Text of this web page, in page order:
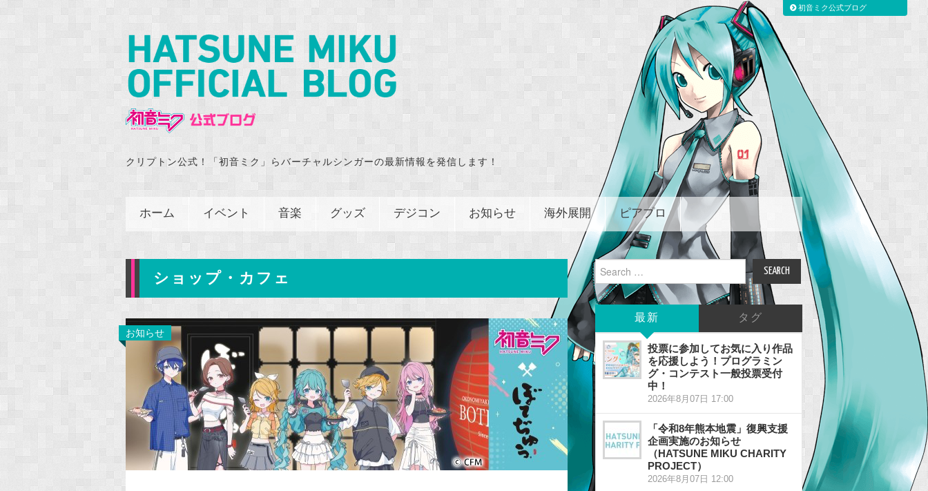
クリプトン公式！「初音ミク」らバーチャルシンガーの最新情報を発信します！
ホーム イベント 音楽 グッズ デジコン お知らせ 海外展開 ピアプロ
ショップ・カフェ
お知らせ
Search
for:
最新 タグ
投票に参加してお気に入り作品
を応援しよう！プログラミン
グ・コンテスト一般投票受付
中！
2026年8月07日 17:00
「令和8年熊本地震」復興支援
企画実施のお知らせ
（HATSUNE MIKU CHARITY
PROJECT）
2026年8月07日 12:00
初音ミク公式ブログ